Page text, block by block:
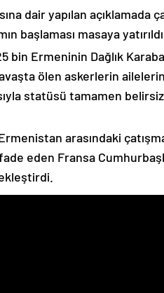
dair yapılan açıklamada
başlaması masaya
bin Ermeninin Dağlık
ölen askerlerin
statüsü tamamen
arasındaki
eden Fransa